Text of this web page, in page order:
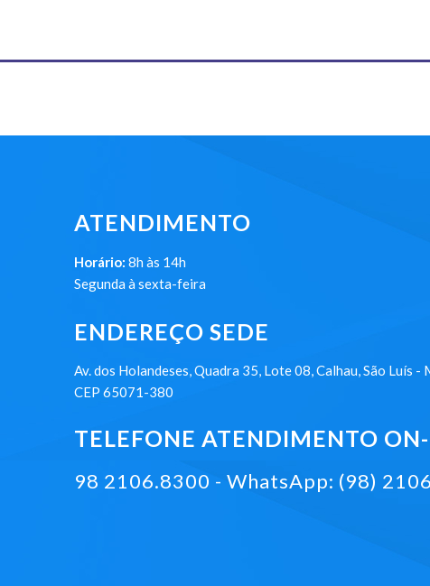
ATENDIMENTO
Horário: 8h às 14h
Segunda à sexta-feira
ENDEREÇO SEDE
Av. dos Holandeses, Quadra 35, Lote 08, Calhau, São Luís -
CEP 65071-380
TELEFONE ATENDIMENTO
98 2106.8300 - WhatsApp: (98)